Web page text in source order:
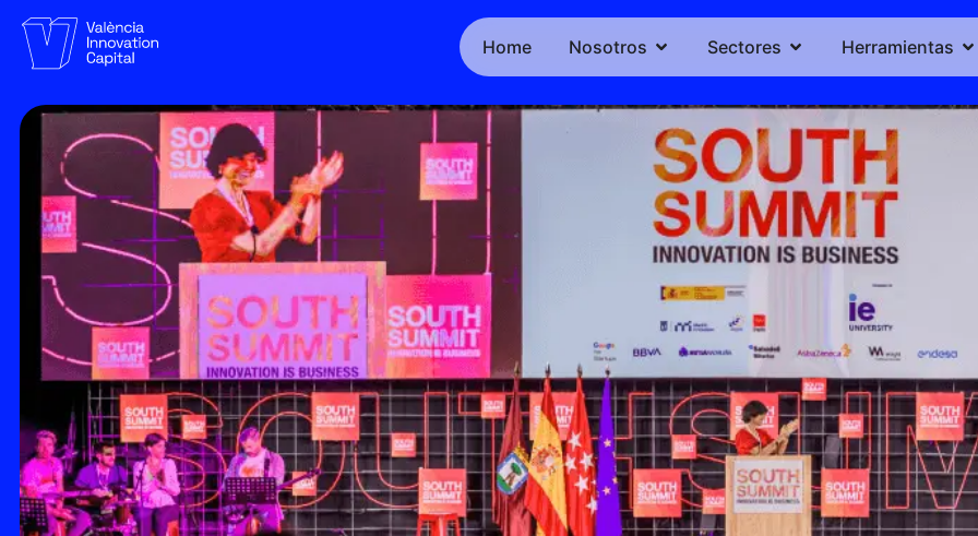
Home Nosotros Sectores Herramientas